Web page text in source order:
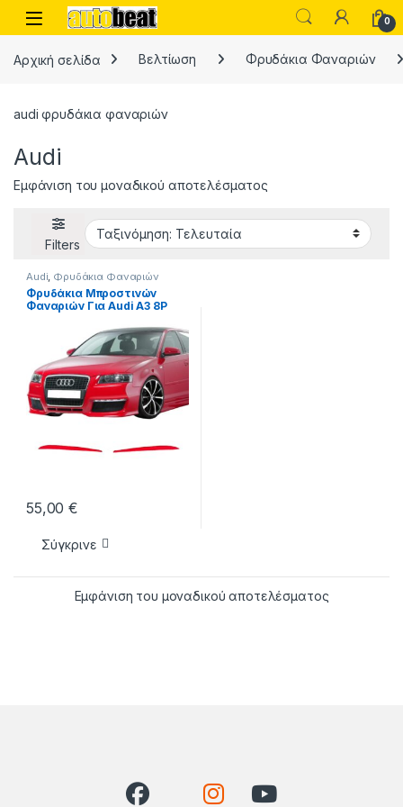
Skip to navigation
Skip to content
Open 0
Αρχική σελίδα Βελτίωση Φρυδάκια Φαναριών
audi φρυδάκια φαναριών
Audi
Εμφάνιση του μοναδικού αποτελέσματος
Filters
Audi, Φρυδάκια Φαναριών
Φρυδάκια Μπροστινών
Φαναριών Για Audi A3 8P
55,00€
Σύγκρινε
Εμφάνιση του μοναδικού αποτελέσματος